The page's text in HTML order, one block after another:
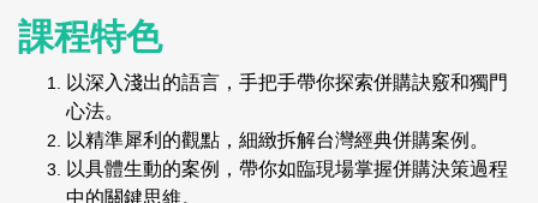
課程特色
以深入淺出的語言，手把手帶你探索併購訣竅和獨門
心法。
以精準犀利的觀點，細緻拆解台灣經典併購案例。
以具體生動的案例，帶你如臨現場掌握併購決策過程
中的關鍵思維。